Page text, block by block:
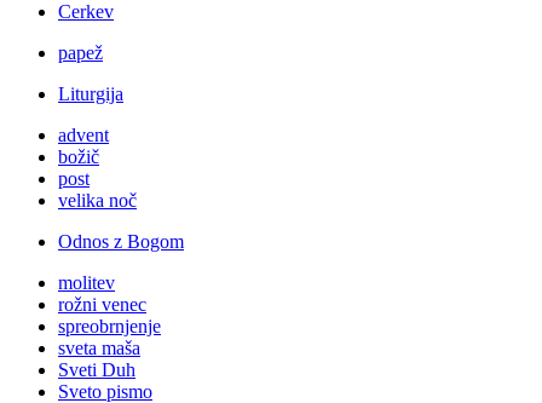
Cerkev
papež
Liturgija
advent
božič
post
velika noč
Odnos z Bogom
molitev
rožni venec
spreobrnjenje
sveta maša
Sveti Duh
Sveto pismo